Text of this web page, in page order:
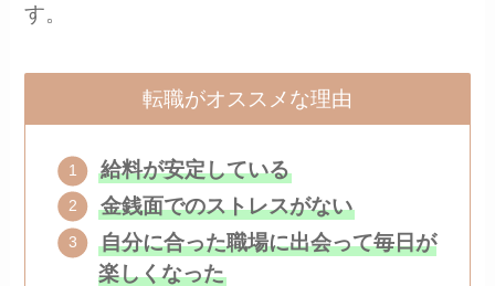
す。
転職がオススメな理由
給料が安定している
金銭面でのストレスがない
自分に合った職場に出会って毎日が
楽しくなった